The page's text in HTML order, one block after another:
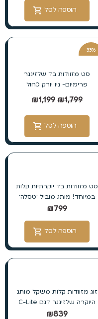
הוספה לסל
33%
סט מזוודות בד שלזינגר
פרימיום- ניו יורק כחול
₪1,799
₪1,199
הוספה לסל
סט מזוודות בד יוקרתיות קלות
במיוחד! מותג מוביל ׳טסלה׳
₪799
הוספה לסל
זוג מזוודות קלות משקל מותג
היוקרה שלזינגר דגם C-Lite
₪839